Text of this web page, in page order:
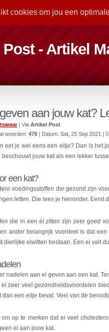
cookies om jou een
- Artikel
aan jouw kat?
| ViaArtikel Post
woorden:476 | Datum:Sat, 25 Sep 2021 |
eet je wel eens een eitje? Dan is het
jouw kat als een lekker
een kat?
voedingsstoffen die gezond zijn
letten. Die lees je hieronder. Eerst
die in een ei zitten zijn zeer goed
ander belangrijk voordeel is dat
dierlijke eiwitten bestaan. Een ei valt
nadelen aan ei geven aan een kat.
zeer veel gezondheidsvoordelen
dan een eitje bevat. Veel van de
op te merken dat ei veel
ei aan jouw kat.